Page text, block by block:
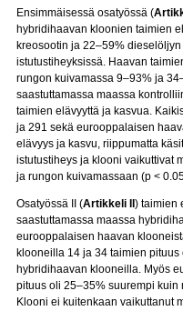
Ensimmäisessä osatyössä (
hybridihaavan kloonien taimien
kreosootin ja 22–59%
istutustiheyksissä. Haavan
rungon kuivamassa 9–93% ja
saastuttamassa maassa
taimien elävyyttä ja kasvua.
ja 291 sekä eurooppalaisen
elävyys ja kasvu, riippumatta
istutustiheys ja klooni vaikuttivat
ja rungon kuivamassaan (p <
Osatyössä II (Artikkeli II ) taimien
saastuttamassa maassa
eurooppalaisen haavan
klooneilla 14 ja 34 taimien
hybridihaavan klooneilla. Myös
pituus oli 25‒35% suurempi
Klooni ei kuitenkaan vaikuttanut